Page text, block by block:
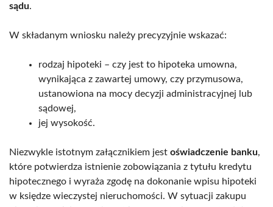
sądu.
W składanym wniosku należy precyzyjnie wskazać:
rodzaj hipoteki – czy jest to hipoteka umowna,
wynikająca z zawartej umowy, czy przymusowa,
ustanowiona na mocy decyzji administracyjnej lub
sądowej,
jej wysokość.
Niezwykle istotnym załącznikiem jest oświadczenie banku,
które potwierdza istnienie zobowiązania z tytułu kredytu
hipotecznego i wyraża zgodę na dokonanie wpisu hipoteki
w księdze wieczystej nieruchomości. W sytuacji zakupu